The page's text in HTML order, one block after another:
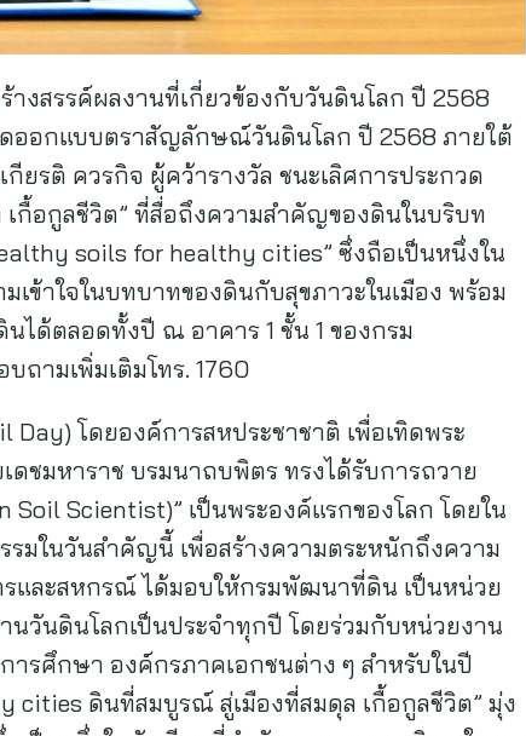
สรรค์ผลงานที่เกี่ยวข้องกับวันดินโลก ปี 2568
ออกแบบตราสัญลักษณ์วันดินโลก ปี 2568 ภายใต้
ยรติ ควรกิจ ผู้คว้ารางวัล ชนะเลิศการประกวด
กื้อกูลชีวิต” ที่สื่อถึงความสำคัญของดินในบริบท
soils for healthy cities” ซึ่งถือเป็นหนึ่งใน
เข้าใจในบทบาทของดินกับสุขภาวะในเมือง พร้อม
ได้ตลอดทั้งปี ณ อาคาร 1 ชั้น 1 ของกรม
ถามเพิ่มเติมโทร. 1760
โดยองค์การสหประชาชาติ เพื่อเทิดพระ
ดชมหาราช บรมนาถบพิตร ทรงได้รับการถวาย
Scientist)” เป็นพระองค์แรกของโลก โดยใน
มในวันสำคัญนี้ เพื่อสร้างความตระหนักถึงความ
และสหกรณ์ ได้มอบให้กรมพัฒนาที่ดิน เป็นหน่วย
วันดินโลกเป็นประจำทุกปี โดยร่วมกับหน่วยงาน
รศึกษา องค์กรภาคเอกชนต่าง ๆ สำหรับในปี
cities ดินที่สมบูรณ์ สู่เมืองที่สมดุล เกื้อกูลชีวิต” มุ่ง